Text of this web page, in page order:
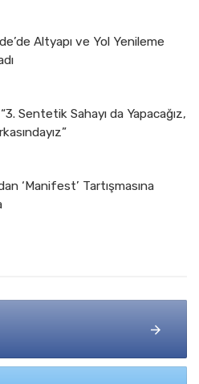
Altyapı ve Yol Yenileme
Sentetik Sahayı da Yapacağız,
‘Manifest’ Tartışmasına